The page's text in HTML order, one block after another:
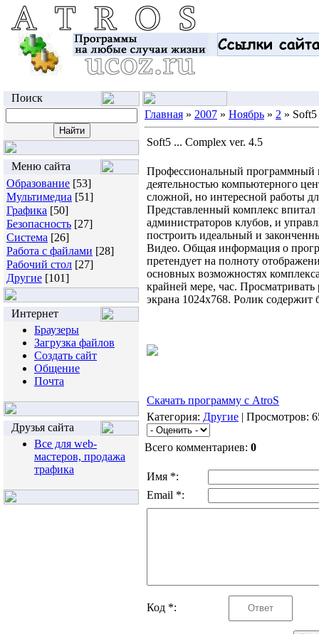
Поиск
Меню сайта
Образование [53]
Мультимедиа [51]
Графика [50]
Безопасность [27]
Система [26]
Работа с файлами [28]
Рабочий стол [27]
Другие [101]
Интернет
Браузеры
Загрузка файлов
Создать сайт
Общение
Почта
Друзья сайта
Все для web-
мастеров, продажа
трафика
Главная » 2007 » Ноябрь » 2 »
Soft5 ... Complex ver. 4.5
Профессиональный программный
деятельностью компьютерного
сложной, но интересной работы
Представленный комплекс
администраторов клубов, и
построить идеальный и
Видео. Общая информация о
претендует на полноту
основных возможностях
крайней мере, час.
экрана 1024x768. Ролик содержит
Скачать программу с AtroS
Категория: Другие | Просмотров:
Всего комментариев: 0
Имя *:
Email *:
Код *: